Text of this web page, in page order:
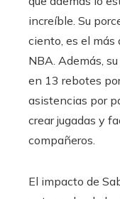
increíble. Su
ciento, es el más
NBA. Además,
en 13 rebotes
asistencias por
crear jugadas y
compañeros.
El impacto de